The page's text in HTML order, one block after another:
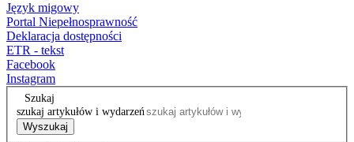
Język migowy
Portal Niepełnosprawność
Deklaracja dostępności
ETR - tekst
Facebook
Instagram
Szukaj
szukaj artykułów i wydarzeń
Wyszukaj